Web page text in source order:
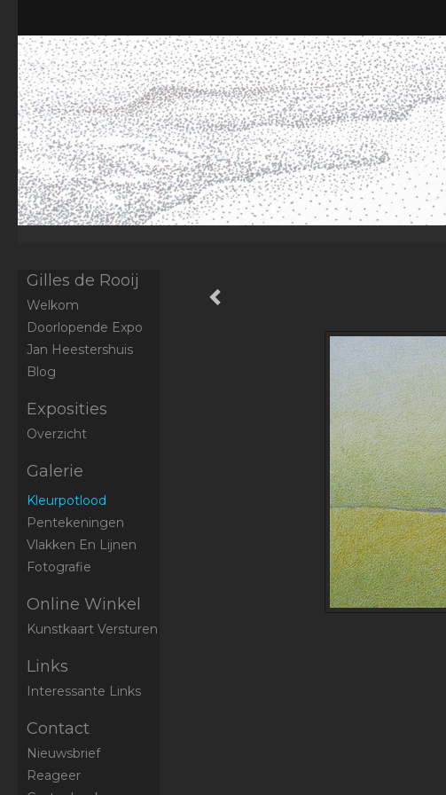
Gilles de Rooij
Welkom
Doorlopende Expo
Jan Heestershuis
Blog
Exposities
Overzicht
Galerie
Kleurpotlood
Pentekeningen
Vlakken En Lijnen
Fotografie
Online Winkel
Kunstkaart Versturen
Links
Interessante Links
Contact
Nieuwsbrief
Reageer